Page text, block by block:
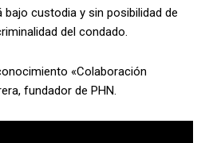
bajo custodia y sin posibilidad de
del condado.
«Colaboración
fundador de PHN.